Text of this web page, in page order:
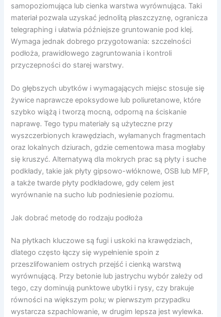
samopoziomująca lub cienka warstwa wyrównująca. Taki
materiał pozwala uzyskać jednolitą płaszczyznę, ogranicza
telegraphing i ułatwia późniejsze gruntowanie pod klej.
Wymaga jednak dobrego przygotowania: szczelności
podłoża, prawidłowego zagruntowania i kontroli
przyczepności do starej warstwy.
Do głębszych ubytków i wymagających miejsc stosuje się
żywice naprawcze epoksydowe lub poliuretanowe, które
szybko wiążą i tworzą mocną, odporną na ściskanie
naprawę. Tego typu materiały są użyteczne przy
wyszczerbionych krawędziach, wyłamanych fragmentach
oraz lokalnych dziurach, gdzie cementowa masa mogłaby
się kruszyć. Alternatywą dla mokrych prac są płyty i suche
podkłady, takie jak płyty gipsowo-włóknowe, OSB lub MFP,
a także twarde płyty podkładowe, gdy celem jest
wyrównanie na sucho lub podniesienie poziomu.
Jak dobrać metodę do rodzaju podłoża
Na płytkach kluczowe są fugi i uskoki na krawędziach,
dlatego często łączy się wypełnienie spoin z
przeszlifowaniem ostrych przejść i cienką warstwą
wyrównującą. Przy betonie lub jastrychu wybór zależy od
tego, czy dominują punktowe ubytki i rysy, czy brakuje
równości na większym polu; w pierwszym przypadku
wystarcza szpachlowanie, w drugim lepsza jest wylewka.